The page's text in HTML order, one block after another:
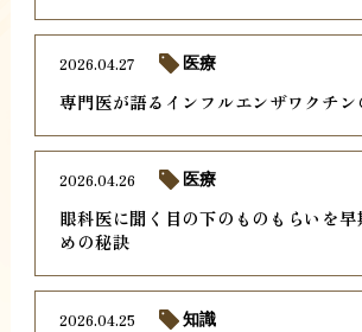
専門医が語るインフルエンザワクチン
2026.04.27 医療
眼科医に聞く目の下のものもらいを早
めの秘訣
2026.04.26 医療
2026.04.25 知識